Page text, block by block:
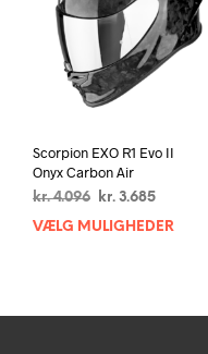
Scorpion EXO R1 Evo II
Onyx Carbon Air
kr.4.096
Den
oprindelige
kr. 3.685Den
aktuelle
VÆLG MULIGHEDER